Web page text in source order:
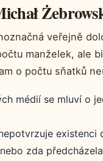
veřejně
manželek, ale
o počtu sňatků
médií se mluví o
existenci
zda